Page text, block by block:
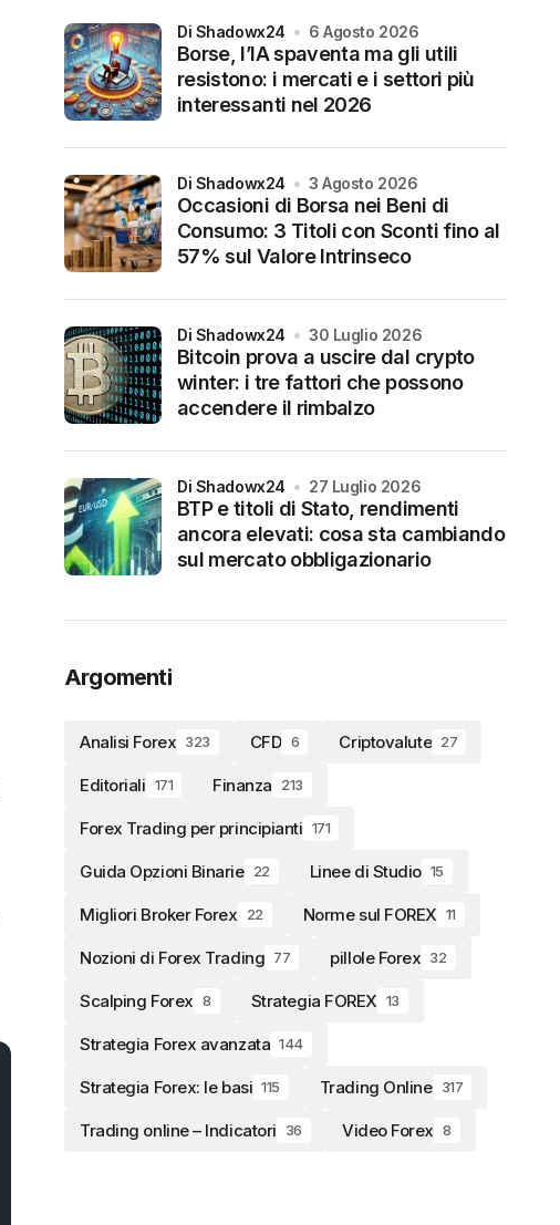
Borse, l’IA spaventa ma gli utili
resistono: i mercati e i settori più
interessanti nel 2026
di Shadowx24 6 Agosto 2026
Occasioni di Borsa nei Beni di
Consumo: 3 Titoli con Sconti fino al
57% sul Valore Intrinseco
di Shadowx24 3 Agosto 2026
Bitcoin prova a uscire dal crypto
winter: i tre fattori che possono
accendere il rimbalzo
di Shadowx24 30 Luglio 2026
BTP e titoli di Stato, rendimenti
ancora elevati: cosa sta cambiando
sul mercato obbligazionario
di Shadowx24 27 Luglio 2026
Argomenti
Analisi Forex 323 CFD 6 Criptovalute 27
Editoriali 171 Finanza 213
Forex Trading per principianti 171
Guida Opzioni Binarie 22 Linee di Studio 15
Migliori Broker Forex 22 Norme sul FOREX 11
Nozioni di Forex Trading 77 pillole Forex 32
Scalping Forex 8 Strategia FOREX 13
Strategia Forex avanzata 144
Strategia Forex: le basi 115 Trading Online 317
Trading online – Indicatori 36 Video Forex 8